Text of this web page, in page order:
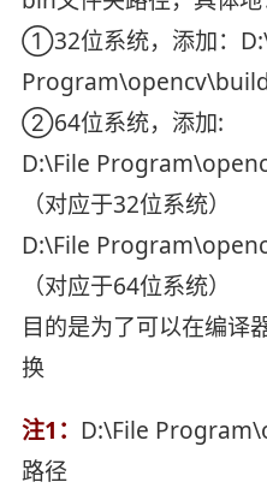
①32位系统，添加：
②64位系统，添加:
D:\File
（对应于32位系统）
D:\File
（对应于64位系统）
目的是为了可以在编译
换
注1： D:\File
路径